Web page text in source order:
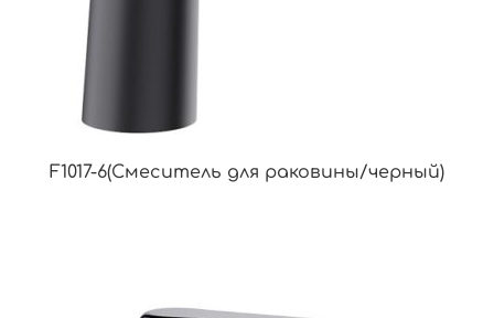
F1017-6(Смеситель для раковины/черный)